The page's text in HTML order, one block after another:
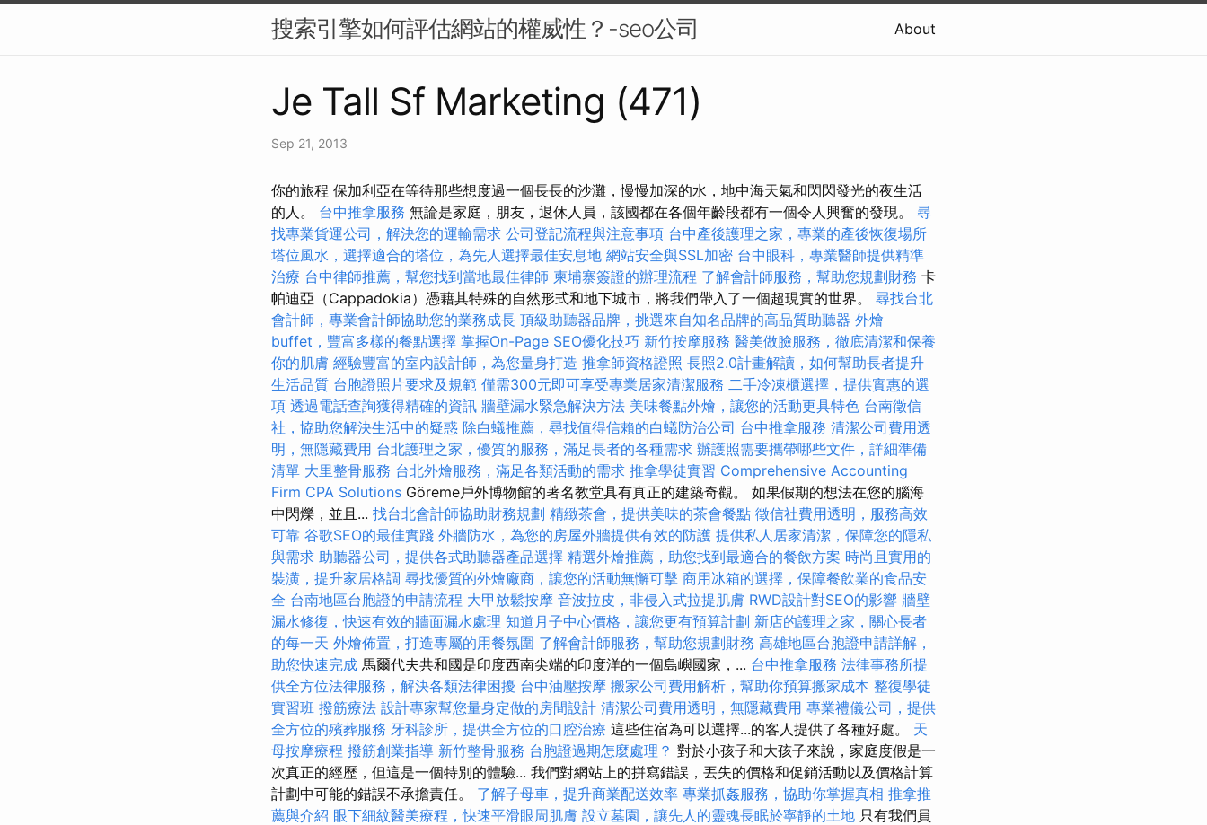
搜索引擎如何評估網站的權威性？-seo公司 About
Je Tall Sf Marketing (471)
Sep 21, 2013
你的旅程 保加利亞在等待那些想度過一個長長的沙灘，慢慢加深的水，地中海天氣和閃閃發光的夜生活
的人。 台中推拿服務 無論是家庭，朋友，退休人員，該國都在各個年齡段都有一個令人興奮的發現。 尋
找專業貨運公司，解決您的運輸需求 公司登記流程與注意事項 台中產後護理之家，專業的產後恢復場所
塔位風水，選擇適合的塔位，為先人選擇最佳安息地 網站安全與SSL加密 台中眼科，專業醫師提供精準
治療 台中律師推薦，幫您找到當地最佳律師 柬埔寨簽證的辦理流程 了解會計師服務，幫助您規劃財務 卡
帕迪亞（Cappadokia）憑藉其特殊的自然形式和地下城市，將我們帶入了一個超現實的世界。 尋找台北
會計師，專業會計師協助您的業務成長 頂級助聽器品牌，挑選來自知名品牌的高品質助聽器 外燴
buffet，豐富多樣的餐點選擇 掌握On-Page SEO優化技巧 新竹按摩服務 醫美做臉服務，徹底清潔和保養
你的肌膚 經驗豐富的室內設計師，為您量身打造 推拿師資格證照 長照2.0計畫解讀，如何幫助長者提升
生活品質 台胞證照片要求及規範 僅需300元即可享受專業居家清潔服務 二手冷凍櫃選擇，提供實惠的選
項 透過電話查詢獲得精確的資訊 牆壁漏水緊急解決方法 美味餐點外燴，讓您的活動更具特色 台南徵信
社，協助您解決生活中的疑惑 除白蟻推薦，尋找值得信賴的白蟻防治公司 台中推拿服務 清潔公司費用透
明，無隱藏費用 台北護理之家，優質的服務，滿足長者的各種需求 辦護照需要攜帶哪些文件，詳細準備
清單 大里整骨服務 台北外燴服務，滿足各類活動的需求 推拿學徒實習 Comprehensive Accounting
Firm CPA Solutions Göreme戶外博物館的著名教堂具有真正的建築奇觀。 如果假期的想法在您的腦海
中閃爍，並且... 找台北會計師協助財務規劃 精緻茶會，提供美味的茶會餐點 徵信社費用透明，服務高效
可靠 谷歌SEO的最佳實踐 外牆防水，為您的房屋外牆提供有效的防護 提供私人居家清潔，保障您的隱私
與需求 助聽器公司，提供各式助聽器產品選擇 精選外燴推薦，助您找到最適合的餐飲方案 時尚且實用的
裝潢，提升家居格調 尋找優質的外燴廠商，讓您的活動無懈可擊 商用冰箱的選擇，保障餐飲業的食品安
全 台南地區台胞證的申請流程 大甲放鬆按摩 音波拉皮，非侵入式拉提肌膚 RWD設計對SEO的影響 牆壁
漏水修復，快速有效的牆面漏水處理 知道月子中心價格，讓您更有預算計劃 新店的護理之家，關心長者
的每一天 外燴佈置，打造專屬的用餐氛圍 了解會計師服務，幫助您規劃財務 高雄地區台胞證申請詳解，
助您快速完成 馬爾代夫共和國是印度西南尖端的印度洋的一個島嶼國家，... 台中推拿服務 法律事務所提
供全方位法律服務，解決各類法律困擾 台中油壓按摩 搬家公司費用解析，幫助你預算搬家成本 整復學徒
實習班 撥筋療法 設計專家幫您量身定做的房間設計 清潔公司費用透明，無隱藏費用 專業禮儀公司，提供
全方位的殯葬服務 牙科診所，提供全方位的口腔治療 這些住宿為可以選擇...的客人提供了各種好處。 天
母按摩療程 撥筋創業指導 新竹整骨服務 台胞證過期怎麼處理？ 對於小孩子和大孩子來說，家庭度假是一
次真正的經歷，但這是一個特別的體驗... 我們對網站上的拼寫錯誤，丟失的價格和促銷活動以及價格計算
計劃中可能的錯誤不承擔責任。 了解子母車，提升商業配送效率 專業抓姦服務，協助你掌握真相 推拿推
薦與介紹 眼下細紋醫美療程，快速平滑眼周肌膚 設立墓園，讓先人的靈魂長眠於寧靜的土地 只有我們員